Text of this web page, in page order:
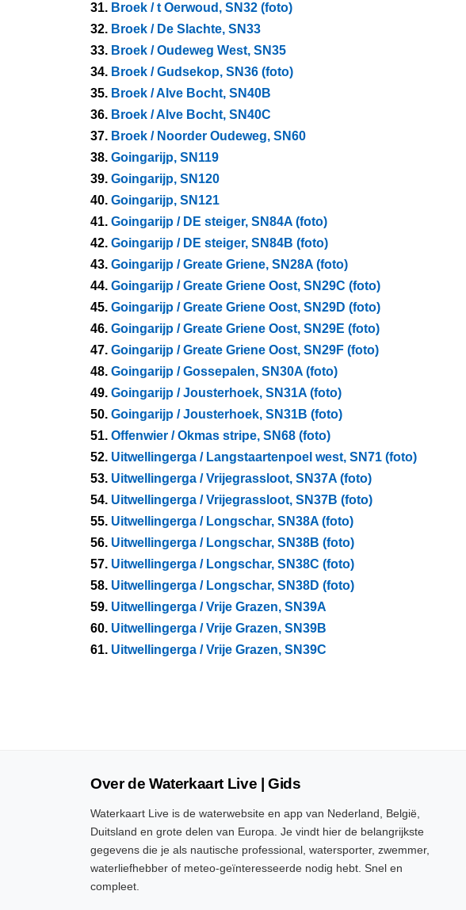
31. Broek / t Oerwoud, SN32 (foto)
32. Broek / De Slachte, SN33
33. Broek / Oudeweg West, SN35
34. Broek / Gudsekop, SN36 (foto)
35. Broek / Alve Bocht, SN40B
36. Broek / Alve Bocht, SN40C
37. Broek / Noorder Oudeweg, SN60
38. Goingarijp, SN119
39. Goingarijp, SN120
40. Goingarijp, SN121
41. Goingarijp / DE steiger, SN84A (foto)
42. Goingarijp / DE steiger, SN84B (foto)
43. Goingarijp / Greate Griene, SN28A (foto)
44. Goingarijp / Greate Griene Oost, SN29C (foto)
45. Goingarijp / Greate Griene Oost, SN29D (foto)
46. Goingarijp / Greate Griene Oost, SN29E (foto)
47. Goingarijp / Greate Griene Oost, SN29F (foto)
48. Goingarijp / Gossepalen, SN30A (foto)
49. Goingarijp / Jousterhoek, SN31A (foto)
50. Goingarijp / Jousterhoek, SN31B (foto)
51. Offenwier / Okmas stripe, SN68 (foto)
52. Uitwellingerga / Langstaartenpoel west, SN71 (foto)
53. Uitwellingerga / Vrijegrassloot, SN37A (foto)
54. Uitwellingerga / Vrijegrassloot, SN37B (foto)
55. Uitwellingerga / Longschar, SN38A (foto)
56. Uitwellingerga / Longschar, SN38B (foto)
57. Uitwellingerga / Longschar, SN38C (foto)
58. Uitwellingerga / Longschar, SN38D (foto)
59. Uitwellingerga / Vrije Grazen, SN39A
60. Uitwellingerga / Vrije Grazen, SN39B
61. Uitwellingerga / Vrije Grazen, SN39C
Over de Waterkaart Live | Gids
Waterkaart Live is de waterwebsite en app van Nederland, België,
Duitsland en grote delen van Europa. Je vindt hier de belangrijkste
gegevens die je als nautische professional, watersporter, zwemmer,
waterliefhebber of meteo-geïnteresseerde nodig hebt. Snel en
compleet.